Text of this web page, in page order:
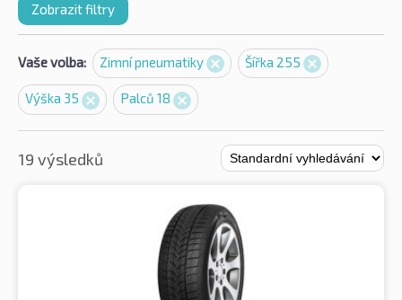
Zobrazit filtry
Vaše volba: Zimní pneumatiky Šířka 255
Výška 35 Palců 18
19 výsledků